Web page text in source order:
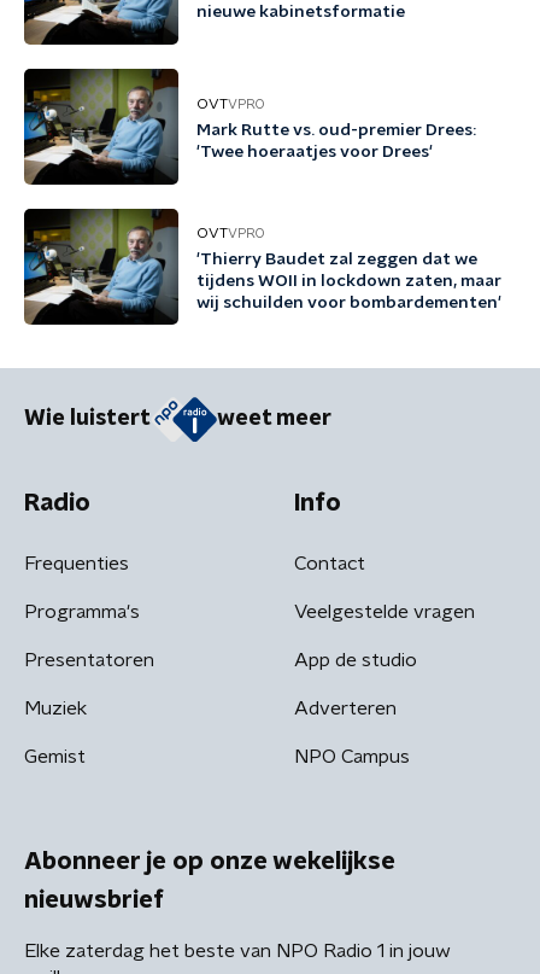
nieuwe kabinetsformatie
OVTVPRO
Mark Rutte vs. oud-premier Drees:
'Twee hoeraatjes voor Drees'
OVTVPRO
'Thierry Baudet zal zeggen dat we
tijdens WOII in lockdown zaten, maar
wij schuilden voor bombardementen'
Wie luistert weet meer
Radio
Frequenties
Programma's
Presentatoren
Muziek
Gemist
Info
Contact
Veelgestelde vragen
App de studio
Adverteren
NPO Campus
Abonneer je op onze wekelijkse
nieuwsbrief
Elke zaterdag het beste van NPO Radio 1 in jouw